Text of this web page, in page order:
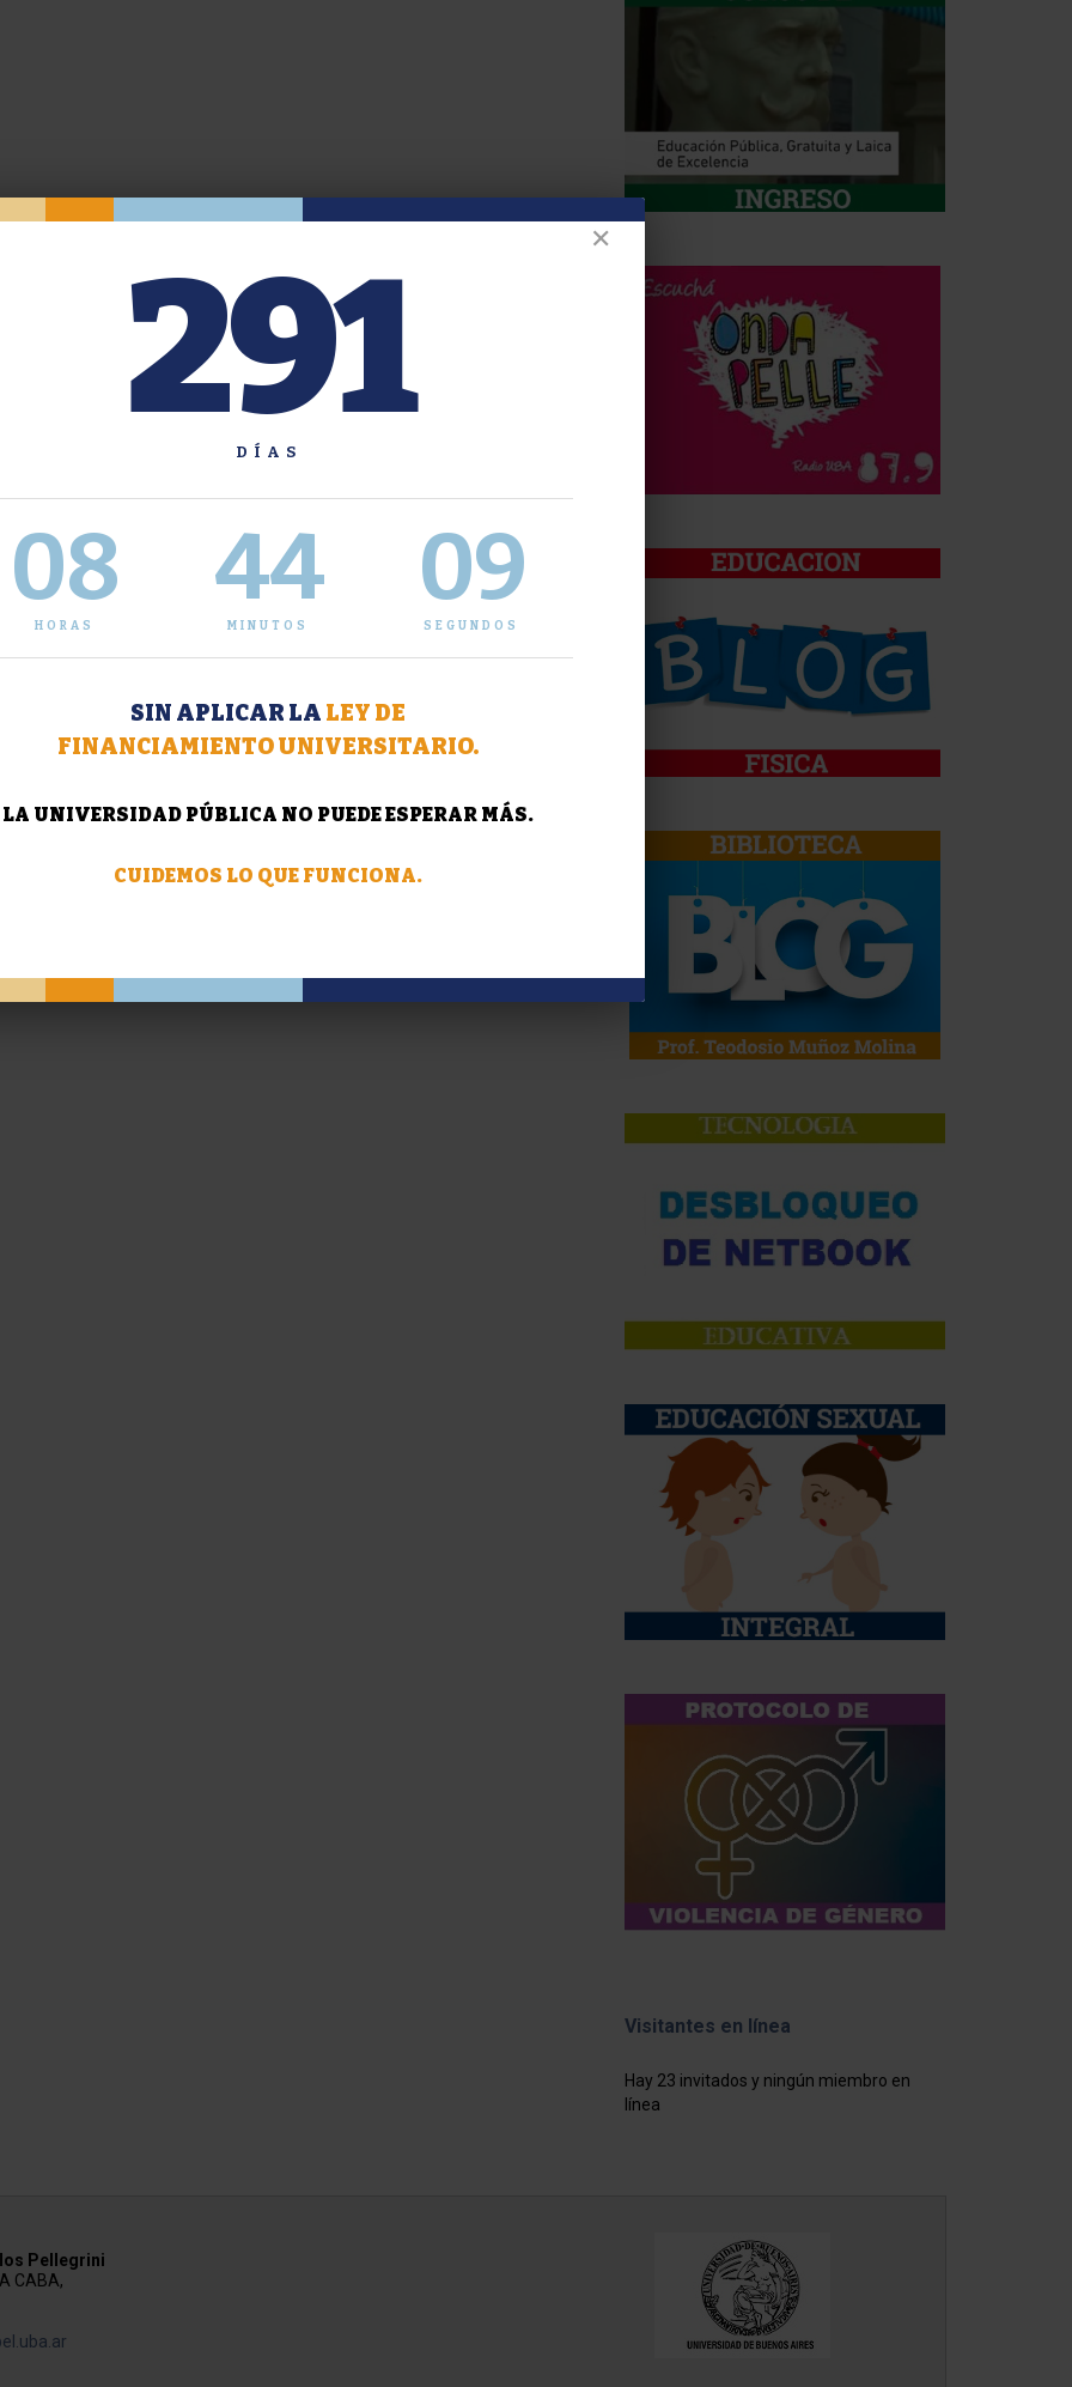
Visitantes en línea
Hay 23 invitados y ningún miembro en
línea
Pellegrini
CABA,
✕
291
DÍAS
08
HORAS
44
MINUTOS
10
SEGUNDOS
SIN APLICAR LA LEY DE
FINANCIAMIENTO UNIVERSITARIO.
LA UNIVERSIDAD PÚBLICA NO PUEDE ESPERAR MÁS.
CUIDEMOS LO QUE FUNCIONA.